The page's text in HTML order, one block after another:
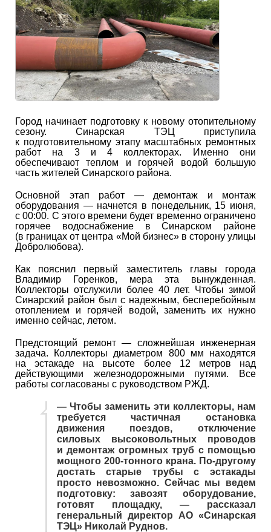
Город начинает подготовку к новому отопительному
сезону. Синарская ТЭЦ приступила
к подготовительному этапу масштабных ремонтных
работ на 3 и 4 коллекторах. Именно они
обеспечивают теплом и горячей водой большую
часть жителей Синарского района.
Основной этап работ — демонтаж и монтаж
оборудования — начнется в понедельник, 15 июня,
с 00:00. С этого времени будет временно ограничено
горячее водоснабжение в Синарском районе
(в границах от центра «Мой бизнес» в сторону улицы
Добролюбова).
Как пояснил первый заместитель главы города
Владимир Горенков, мера эта вынужденная.
Коллекторы отслужили более 40 лет. Чтобы зимой
Синарский район был с надежным, бесперебойным
отоплением и горячей водой, заменить их нужно
именно сейчас, летом.
Предстоящий ремонт — сложнейшая инженерная
задача. Коллекторы диаметром 800 мм находятся
на эстакаде на высоте более 12 метров над
действующими железнодорожными путями. Все
работы согласованы с руководством РЖД.
— Чтобы заменить эти коллекторы, нам
требуется частичная остановка
движения поездов, отключение
силовых высоковольтных проводов
и демонтаж огромных труб с помощью
мощного 200-тонного крана. По-другому
достать старые трубы с эстакады
просто невозможно. Сейчас мы ведем
подготовку: завозят оборудование,
готовят площадку, — рассказал
генеральный директор АО «Синарская
ТЭЦ» Николай Руднов.